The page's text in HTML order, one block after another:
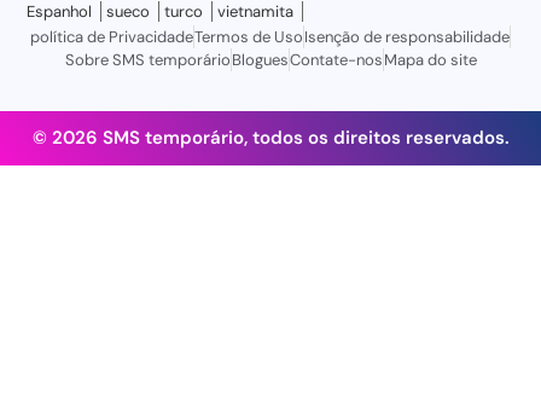
Espanhol
sueco turco
vietnamita
política de PrivacidadeTermos de UsoIsenção de responsabilidade
Sobre SMS temporárioBloguesContate-nosMapa do site
© 2026 SMS temporário, todos os direitos reservados.